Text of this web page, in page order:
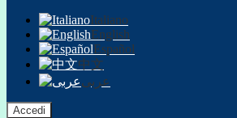
Italiano
English
Español
中文
عربى
Accedi